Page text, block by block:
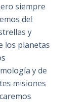
siempre
del
y
los planetas
y de
misiones